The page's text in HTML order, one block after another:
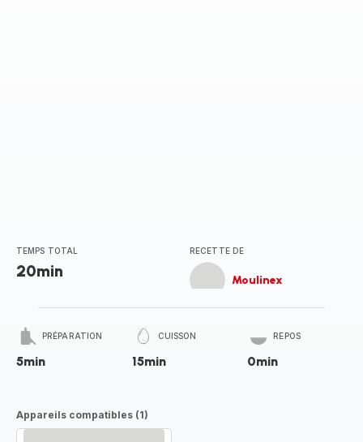
TEMPS TOTAL
20min
RECETTE DE
Moulinex
PRÉPARATION
5min
CUISSON
15min
REPOS
0min
Appareils compatibles (1)